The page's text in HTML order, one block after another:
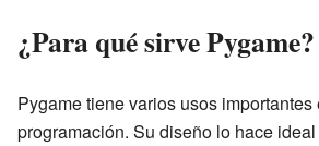
¿Para qué sirve Pygame?
Pygame tiene varios usos
programación. Su diseño lo hace